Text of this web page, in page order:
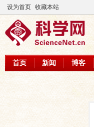
设为首页 收藏本站
首页 新闻 博客